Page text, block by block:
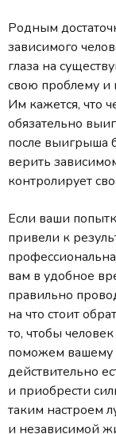
Родным
зависимого
глаза на
свою проблему и
Им кажется, что
обязательно
после выигрыша
верить
контролирует
Если ваши
привели к
вам в удобное
правильно
на что стоит
то, чтобы
поможем вашему
действительно
и приобрести
таким настроем
и независимой